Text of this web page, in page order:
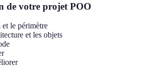
de votre projet POO
le périmètre
et les objets